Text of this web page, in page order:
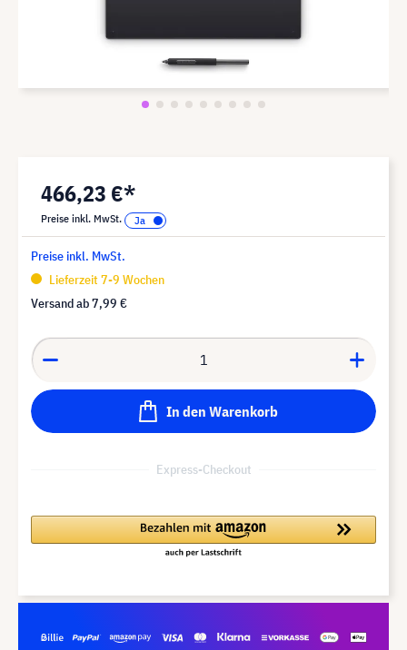
466,23 €*
Preise inkl. MwSt.
Preise inkl. MwSt.
Lieferzeit 7-9 Wochen
Versand ab7,99 €
In den Warenkorb
Express-Checkout